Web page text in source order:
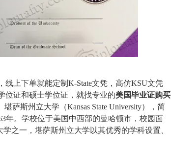
上下单就能定制K-State文凭，高仿KSU文凭
位证和硕士学位证，就找专业的美国毕业证购买
堪萨斯州立大学（Kansas State University），简
年。学校位于美国中西部的曼哈顿市，校园面
之一，堪萨斯州立大学以其优秀的学科设置、